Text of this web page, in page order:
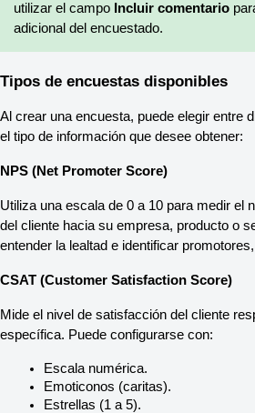
utilizar el campo Incluir comentario
adicional del encuestado.
Tipos de encuestas disponibles
Al crear una encuesta, puede elegir entre
el tipo de información que desee obtener:
NPS (Net Promoter Score)
Utiliza una escala de 0 a 10 para medir el
del cliente hacia su empresa, producto o
entender la lealtad e identificar
CSAT (Customer Satisfaction Score)
Mide el nivel de satisfacción del cliente
específica. Puede configurarse con:
Escala numérica.
Emoticonos (caritas).
Estrellas (1 a 5).